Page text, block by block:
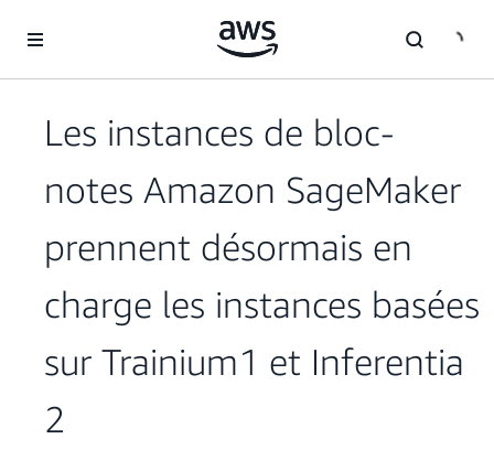
Les instances de bloc-
notes Amazon SageMaker
prennent désormais en
charge les instances basées
sur Trainium1 et Inferentia
2